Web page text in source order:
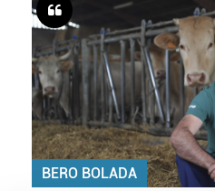
BERO BOLADA